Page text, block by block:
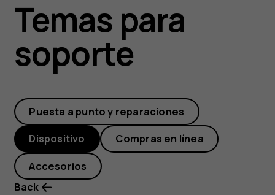
idioma
de
mi
Nokia
8110?
Temas para
soporte
Puesta a punto y reparaciones
Dispositivo Compras en línea
Accesorios
Back